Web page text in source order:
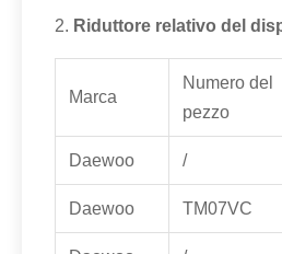
2. Riduttore relativo del
Marca
Numero del
pezzo
Daewoo /
Daewoo TM07VC